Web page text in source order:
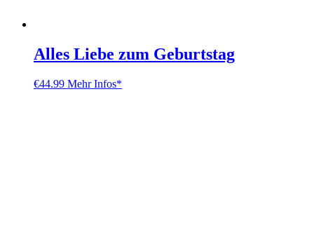
Alles Liebe zum Geburtstag
€44.99 Mehr Infos*